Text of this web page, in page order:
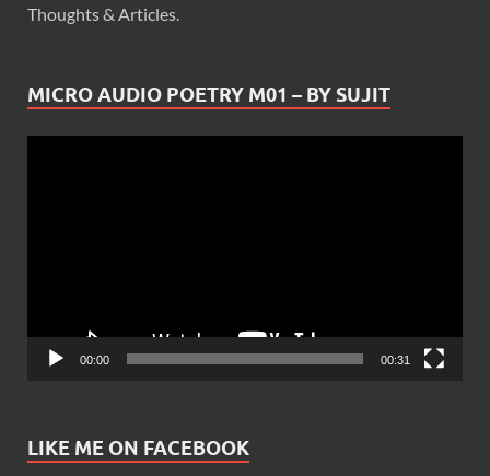
Thoughts & Articles.
MICRO AUDIO POETRY M01 – BY SUJIT
00:00 00:31
LIKE ME ON FACEBOOK